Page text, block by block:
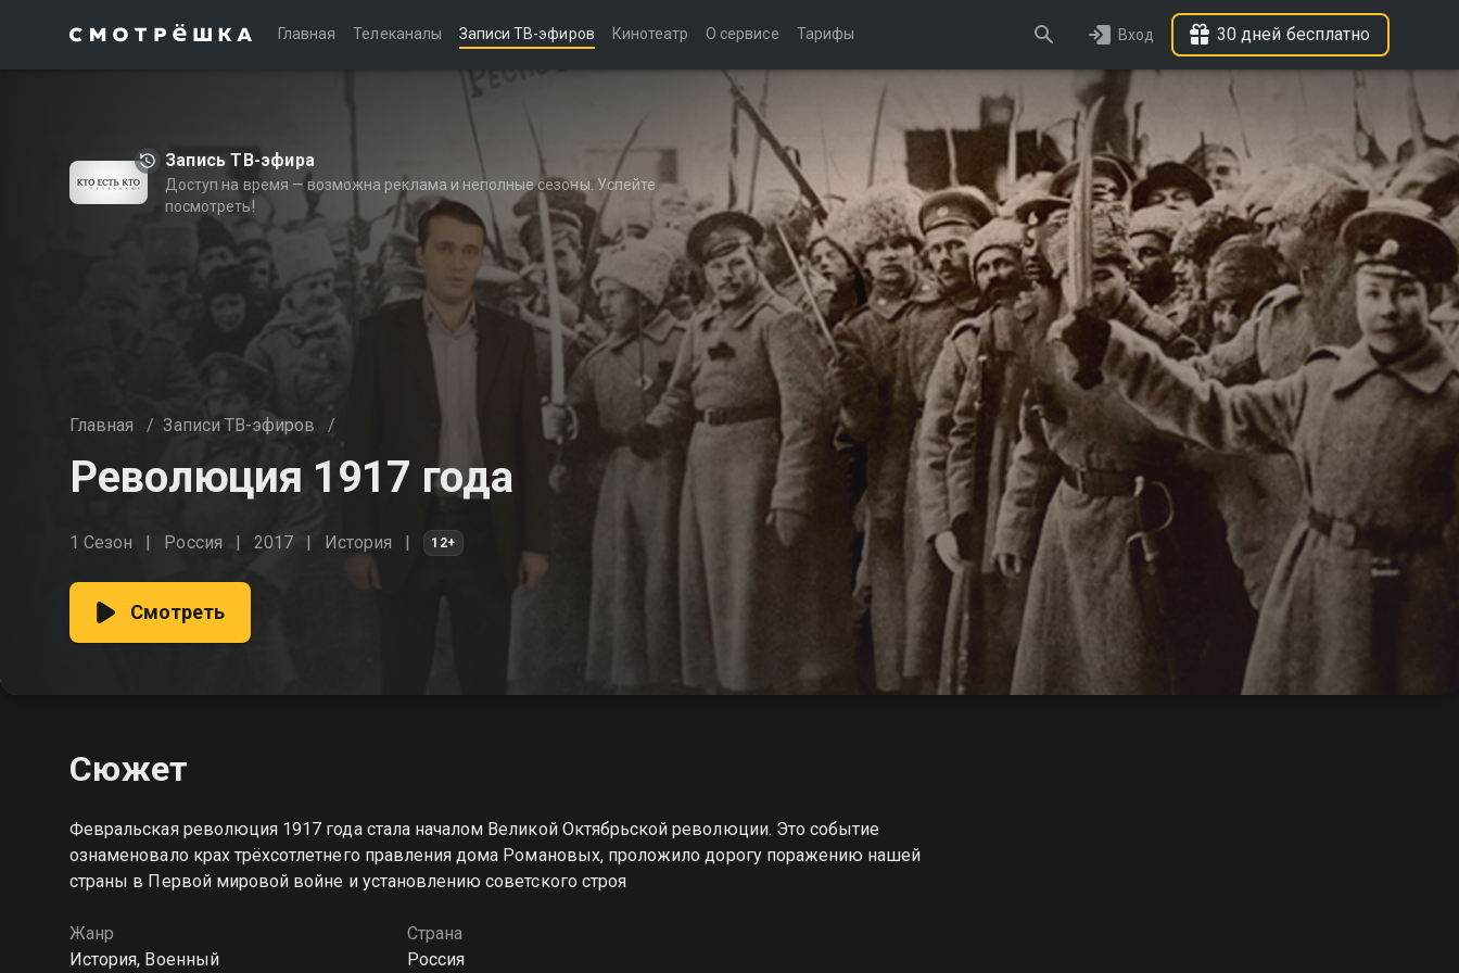
Главная Телеканалы Записи ТВ-эфиров Кинотеатр О сервисе Тарифы Вход 30 дней бесплатно
Запись ТВ-эфира
Доступ на время — возможна реклама и неполные сезоны. Успейте
посмотреть!
Главная / Записи ТВ-эфиров /
Революция 1917 года
1 Сезон Россия 2017 История 12+
Смотреть
Сюжет
Февральская революция 1917 года стала началом Великой Октябрьской революции. Это событие
ознаменовало крах трёхсотлетнего правления дома Романовых, проложило дорогу поражению нашей
страны в Первой мировой войне и установлению советского строя
Жанр
История, Военный
Страна
Россия